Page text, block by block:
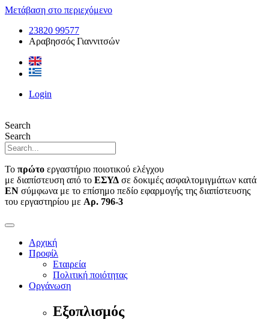
Μετάβαση στο περιεχόμενο
23820 99577
Αραβησσός Γιαννιτσών
Login
Search
Search
Το πρώτο εργαστήριο ποιοτικού ελέγχου
με διαπίστευση από το ΕΣΥΔ σε δοκιμές ασφαλτομιγμάτων κατά
ΕΝ σύμφωνα με το επίσημο πεδίο εφαρμογής της διαπίστευσης
του εργαστηρίου με Αρ. 796-3
Αρχική
Προφίλ
Εταιρεία
Πολιτική ποιότητας
Οργάνωση
Εξοπλισμός